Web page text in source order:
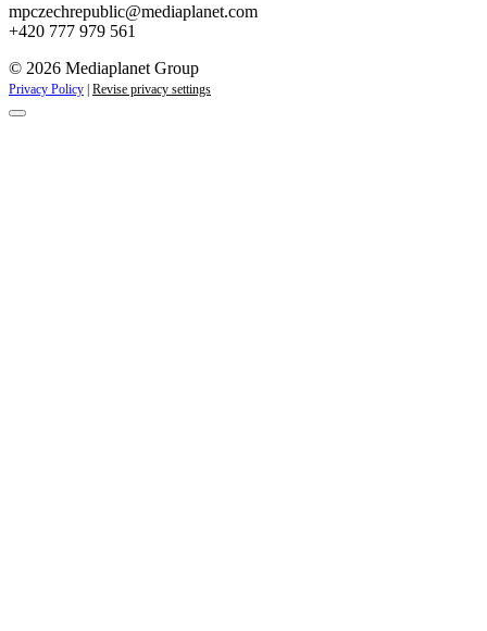
mpczechrepublic@mediaplanet.com
+420 777 979 561
© 2026 Mediaplanet Group
Privacy Policy | Revise privacy settings